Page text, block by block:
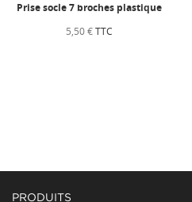
Prise socle 7 broches plastique
5,50 €TTC
PRODUITS